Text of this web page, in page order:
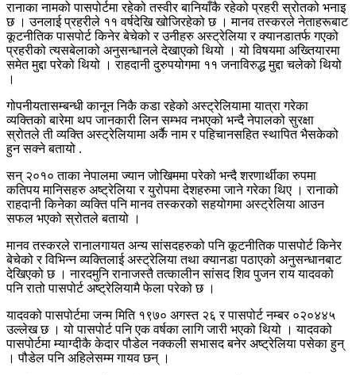
रानाका नामको पासपोर्टमा रहेको तस्वीर बानियाँकै रहेको प्रहरी स्रोतको भनाइ
छ । उनलाई प्रहरीले ११ वर्षदेखि खोजिरहेको छ । मानव तस्करले नेताहरूबाट
कूटनीतिक पासपोर्ट किनेर बेचेको र उनीहरु अस्ट्रेलिया र क्यानडातर्फ गएको
प्रहरीको त्यसबेलाको अनुसन्धानले देखाएको थियो । यो विषयमा अख्तियारमा
समेत मुद्दा परेको थियो । राहदानी दुरुपयोगमा ११ जनाविरुद्ध मुद्दा चलेको थियो
।
गोपनीयतासम्बन्धी कानून निकै कडा रहेको अस्ट्रेलियामा यात्रा गरेका
व्यक्तिको बारेमा थप जानकारी लिन सम्भव नभएको भन्दै नेपालको सुरक्षा
स्रोतले ती व्यक्ति अस्ट्रेलियामा अर्कै नाम र पहिचानसहित स्थापित भैसकेको
हुन सक्ने बतायो .
सन् २०१० ताका नेपालमा ज्यान जोखिममा परेको भन्दै शरणार्थीका रुपमा
कतिपय मानिसहरु अष्ट्रेलिया र युरोपमा देशहरुमा जाने गरेका थिए । रानाको
राहदानी किनेका व्यक्ति पनि मानव तस्करको सहयोगमा अस्ट्रेलिया आउन
सफल भएको स्रोतले बतायो ।
मानव तस्करले रानालगायत अन्य सांसदहरुको पनि कूटनीतिक पासपोर्ट किनेर
बेचेको र विभिन्न व्यक्तिलाई अस्ट्रेलिया तथा क्यानडा पठाएको अनुसन्धानबाट
देखिएको छ । नारदमुनि रानाजस्तै तत्कालीन सांसद शिव पुजन राय यादवको
पनि रातो पासपोर्ट अष्ट्रेलियामै फेला परेको छ ।
यादवको पासपोर्टमा जन्म मिति १९७० अगस्त २६ र पासपोर्ट नम्बर ०२०४४५
उल्लेख छ । यो पासपोर्ट पनि एक वर्षका लागि जारी भएको थियो । यादवको
पासपोर्टमा म्याग्दीकै केदार पौडेल नक्कली सभासद बनेर अष्ट्रेलिया पसेका हुन्
। पौडेल पनि अहिलेसम्म गायव छन् ।